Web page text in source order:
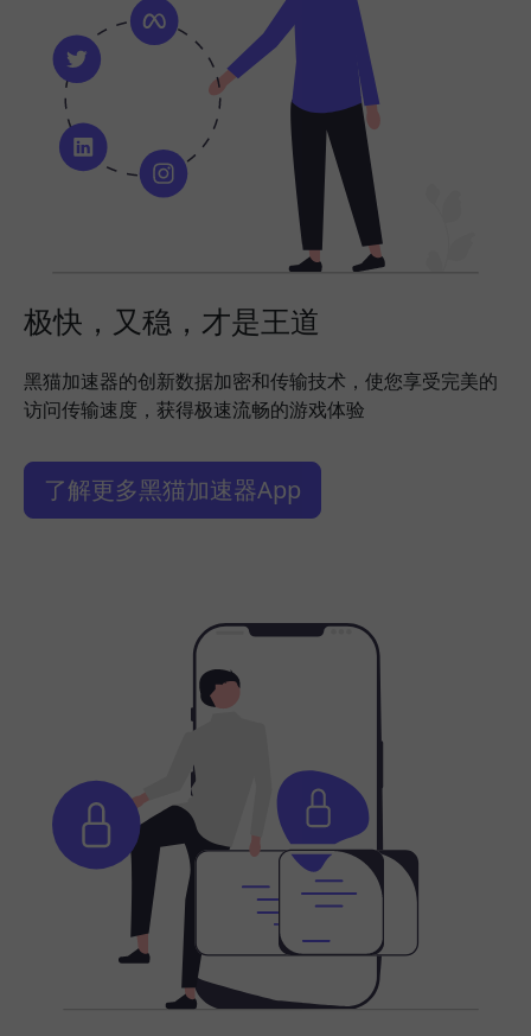
极快，又稳，才是王道
黑猫加速器的创新数据加密和传输技术，使您享受完美的
访问传输速度，获得极速流畅的游戏体验
了解更多黑猫加速器App